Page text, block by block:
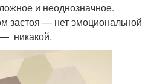
и неоднозначное.
застоя — нет эмоциональной
никакой.